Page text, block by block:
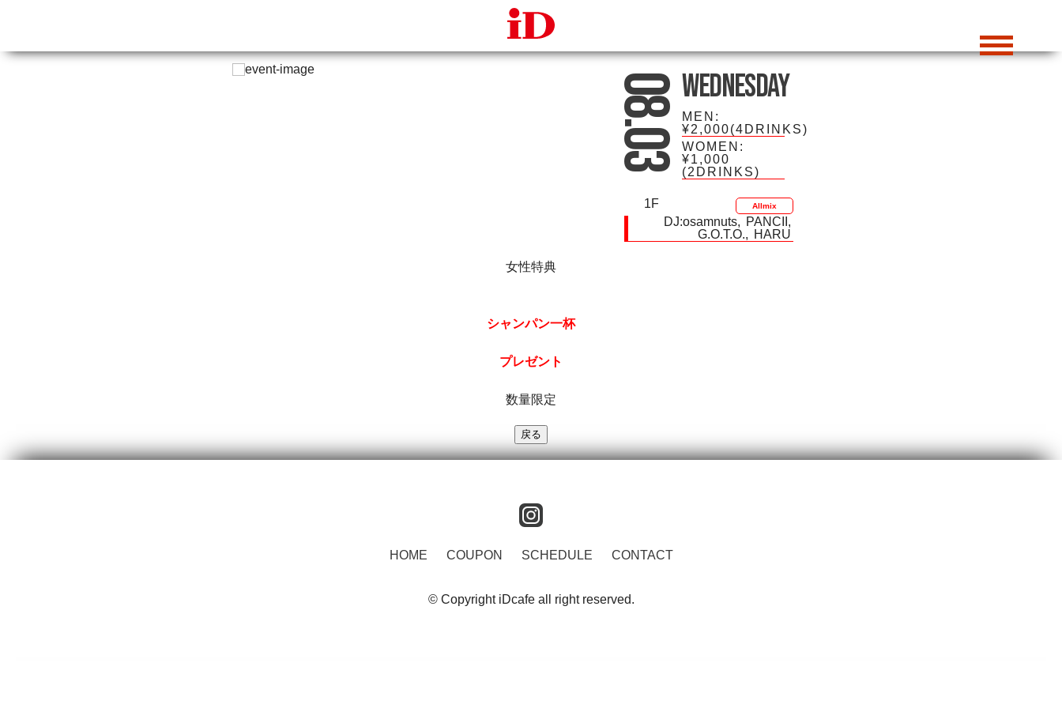
08.03 Wednesday
MEN:
¥2,000(4DRINKS)
WOMEN:
¥1,000
(2DRINKS)
1F Allmix
DJ:osamnuts
PANCII
G.O.T.O.
HARU
女性特典
シャンパン一杯
プレゼント
数量限定
HOME COUPON SCHEDULE CONTACT
© Copyright iDcafe all right reserved.